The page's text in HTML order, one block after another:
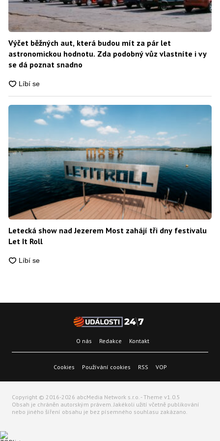
Výčet běžných aut, která budou mít za pár let
astronomickou hodnotu. Zda podobný vůz vlastníte i vy
se dá poznat snadno
Letecká show nad Jezerem Most zahájí tři dny festivalu
Let It Roll
O nás Redakce Kontakt
Cookies Používání cookies RSS VOP
Copyright © 2016-2026 abcMedia Network s.r.o. - Theme v1.0.5
Obsah je chráněn autorským právem. Jakékoli užití včetně publikování
nebo jiného šíření obsahu je bez písemného souhlasu zakázano.